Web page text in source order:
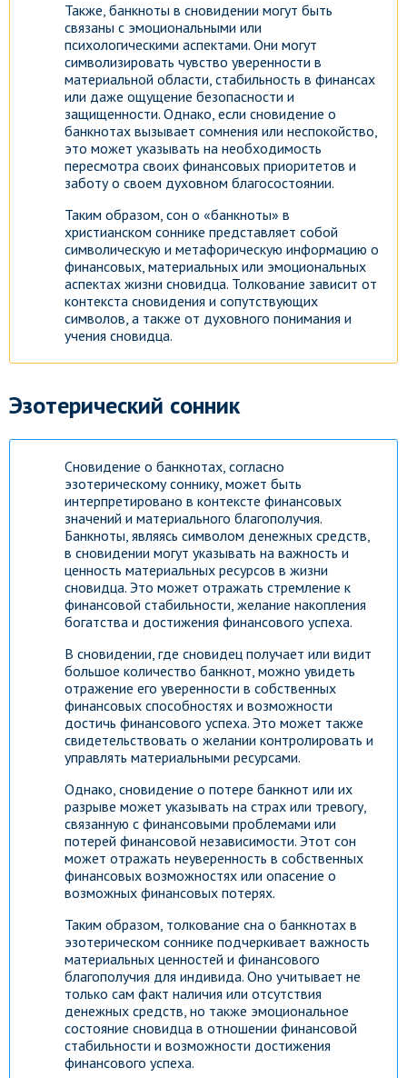
Также, банкноты в сновидении могут быть
связаны с эмоциональными или
психологическими аспектами. Они могут
символизировать чувство уверенности в
материальной области, стабильность в финансах
или даже ощущение безопасности и
защищенности. Однако, если сновидение о
банкнотах вызывает сомнения или неспокойство,
это может указывать на необходимость
пересмотра своих финансовых приоритетов и
заботу о своем духовном благосостоянии.
Таким образом, сон о «банкноты» в
христианском соннике представляет собой
символическую и метафорическую информацию о
финансовых, материальных или эмоциональных
аспектах жизни сновидца. Толкование зависит от
контекста сновидения и сопутствующих
символов, а также от духовного понимания и
учения сновидца.
Эзотерический сонник
Сновидение о банкнотах, согласно
эзотерическому соннику, может быть
интерпретировано в контексте финансовых
значений и материального благополучия.
Банкноты, являясь символом денежных средств,
в сновидении могут указывать на важность и
ценность материальных ресурсов в жизни
сновидца. Это может отражать стремление к
финансовой стабильности, желание накопления
богатства и достижения финансового успеха.
В сновидении, где сновидец получает или видит
большое количество банкнот, можно увидеть
отражение его уверенности в собственных
финансовых способностях и возможности
достичь финансового успеха. Это может также
свидетельствовать о желании контролировать и
управлять материальными ресурсами.
Однако, сновидение о потере банкнот или их
разрыве может указывать на страх или тревогу,
связанную с финансовыми проблемами или
потерей финансовой независимости. Этот сон
может отражать неуверенность в собственных
финансовых возможностях или опасение о
возможных финансовых потерях.
Таким образом, толкование сна о банкнотах в
эзотерическом соннике подчеркивает важность
материальных ценностей и финансового
благополучия для индивида. Оно учитывает не
только сам факт наличия или отсутствия
денежных средств, но также эмоциональное
состояние сновидца в отношении финансовой
стабильности и возможности достижения
финансового успеха.